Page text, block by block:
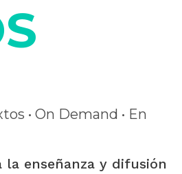
• On Demand • En
la enseñanza y difusión